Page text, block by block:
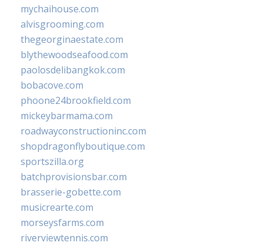
mychaihouse.com
alvisgrooming.com
thegeorginaestate.com
blythewoodseafood.com
paolosdelibangkok.com
bobacove.com
phoone24brookfield.com
mickeybarmama.com
roadwayconstructioninc.com
shopdragonflyboutique.com
sportszilla.org
batchprovisionsbar.com
brasserie-gobette.com
musicrearte.com
morseysfarms.com
riverviewtennis.com